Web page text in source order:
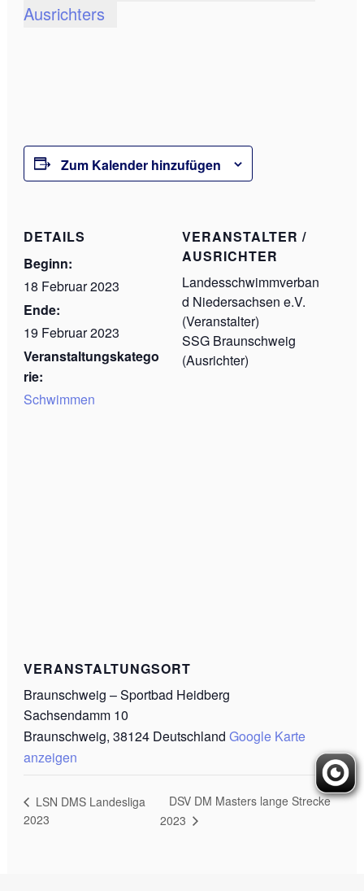
Ausrichters
Zum Kalender hinzufügen
DETAILS
Beginn:
18 Februar 2023
Ende:
19 Februar 2023
Veranstaltungskatego
rie:
Schwimmen
VERANSTALTER /
AUSRICHTER
Landesschwimmverban
d Niedersachsen e.V.
(Veranstalter)
SSG Braunschweig
(Ausrichter)
VERANSTALTUNGSORT
Braunschweig – Sportbad Heidberg
Sachsendamm 10
Braunschweig, 38124 Deutschland Google Karte
anzeigen
LSN DMS Landesliga
2023
DSV DM Masters lange Strecke
2023